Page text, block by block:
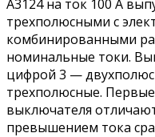
A3124 на ток 100 А
трехполюсными с
комбинированными
номинальные токи.
цифрой 3 —
трехполюсные.
выключателя
превышением тока